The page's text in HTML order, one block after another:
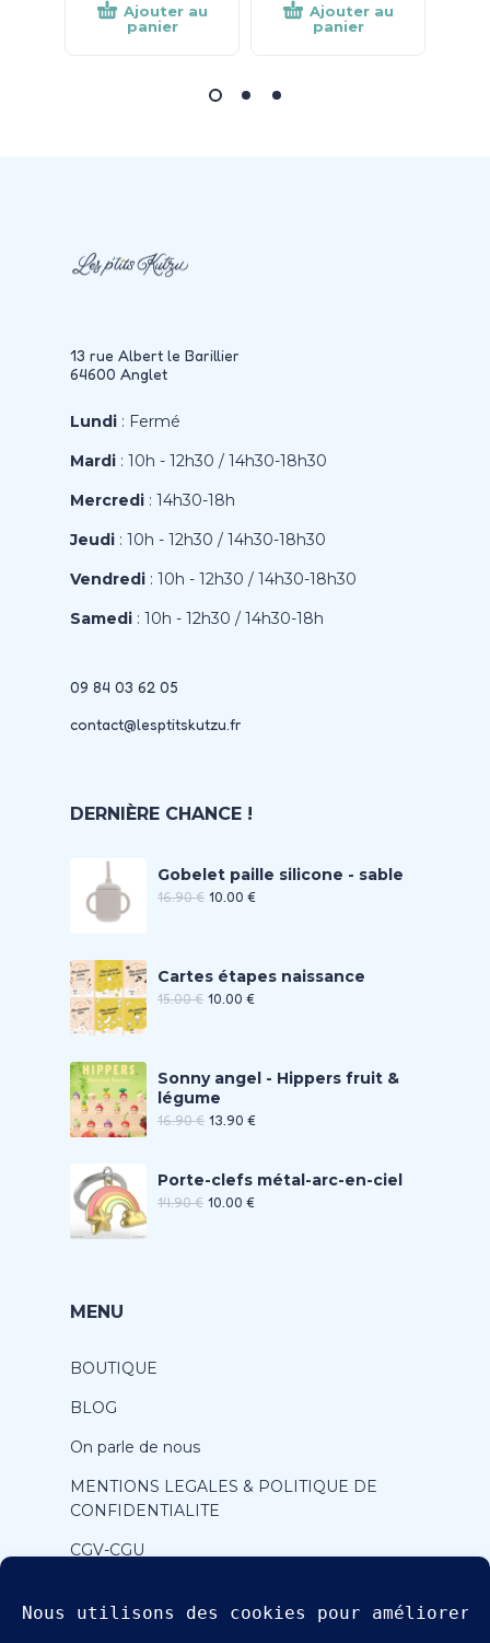
Ajouter au
panier
Ajouter au
panier
13 rue Albert le Barillier
64600 Anglet
Lundi : Fermé
Mardi : 10h - 12h30 / 14h30-18h30
Mercredi : 14h30-18h
Jeudi : 10h - 12h30 / 14h30-18h30
Vendredi : 10h - 12h30 / 14h30-18h30
Samedi : 10h - 12h30 / 14h30-18h
09 84 03 62 05
contact@lesptitskutzu.fr
DERNIÈRE CHANCE !
Gobelet paille silicone - sable
16.90€ 10.00 €
Cartes étapes naissance
15.00€ 10.00 €
Sonny angel - Hippers fruit &
légume
16.90€ 13.90 €
Porte-clefs métal-arc-en-ciel
14.90€ 10.00 €
MENU
BOUTIQUE
BLOG
On parle de nous
MENTIONS LEGALES & POLITIQUE DE
CONFIDENTIALITE
CGV-CGU